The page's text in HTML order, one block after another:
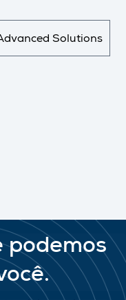
Solutions
podemos